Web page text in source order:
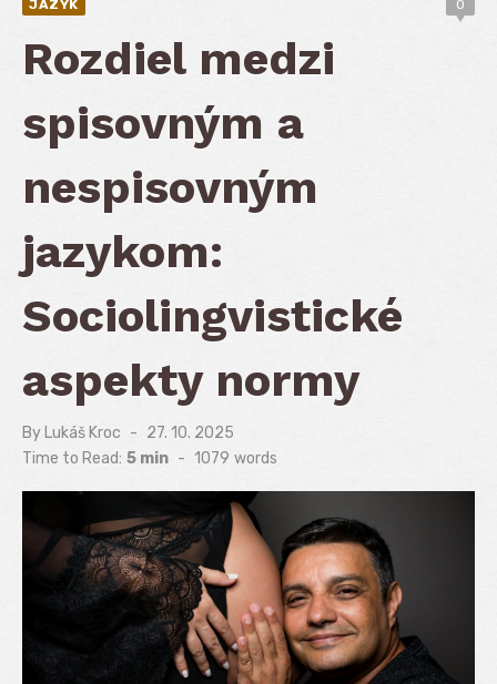
JAZYK 0
Rozdiel medzi
spisovným a
nespisovným
jazykom:
Sociolingvistické
aspekty normy
By Lukáš Kroc
Posted
on
27. 10. 2025
Time to Read: 5 min - 1079 words